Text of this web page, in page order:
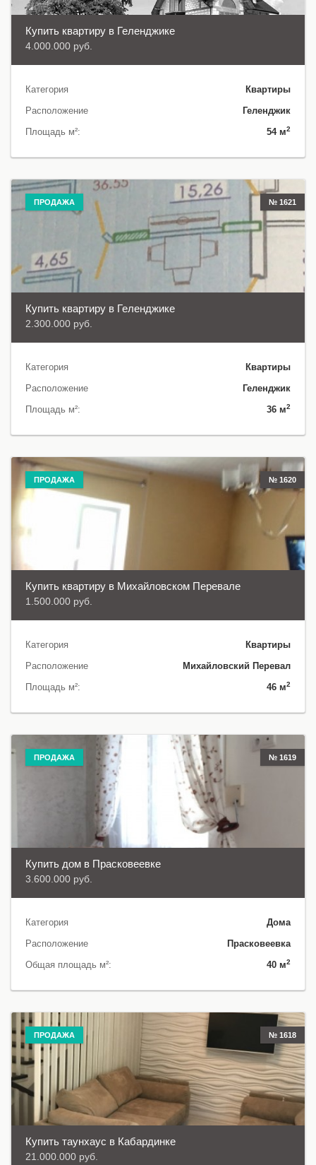
Купить квартиру в Геленджике
4.000.000 руб.
Категория
Квартиры
Расположение
Геленджик
Площадь м²:
54 м2
ПРОДАЖА № 1621
Купить квартиру в Геленджике
2.300.000 руб.
Категория
Квартиры
Расположение
Геленджик
Площадь м²:
36 м2
ПРОДАЖА № 1620
Купить квартиру в Михайловском Перевале
1.500.000 руб.
Категория
Квартиры
Расположение
Михайловский Перевал
Площадь м²:
46 м2
ПРОДАЖА № 1619
Купить дом в Прасковеевке
3.600.000 руб.
Категория
Дома
Расположение
Прасковеевка
Общая площадь м²:
40 м2
ПРОДАЖА № 1618
Купить таунхаус в Кабардинке
21.000.000 руб.